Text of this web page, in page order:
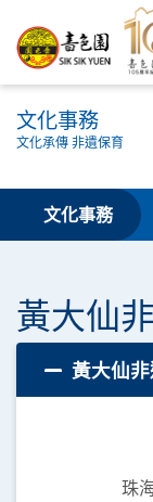
文化事務
文化承傳 非遺保育
文化事務
黃大仙
黃大仙
珠